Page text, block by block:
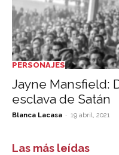
PERSONAJES
Jayne Mansfield:
esclava de Satán
Blanca Lacasa - 19 abril, 2021
Las más leídas